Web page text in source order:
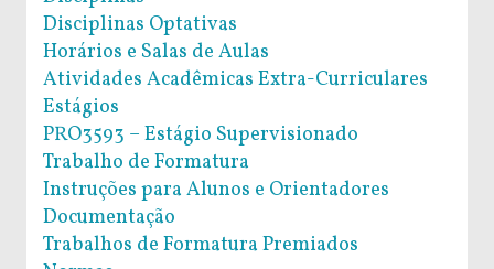
Disciplinas Optativas
Horários e Salas de Aulas
Atividades Acadêmicas Extra-Curriculares
Estágios
PRO3593 – Estágio Supervisionado
Trabalho de Formatura
Instruções para Alunos e Orientadores
Documentação
Trabalhos de Formatura Premiados